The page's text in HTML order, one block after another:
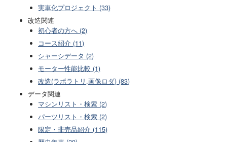
実車化プロジェクト (33)
改造関連
初心者の方へ (2)
コース紹介 (11)
シャーシデータ (2)
モーター性能比較 (1)
改造(ラボラトリ,画像ロダ) (83)
データ関連
マシンリスト・検索 (2)
パーツリスト・検索 (2)
限定・非売品紹介 (115)